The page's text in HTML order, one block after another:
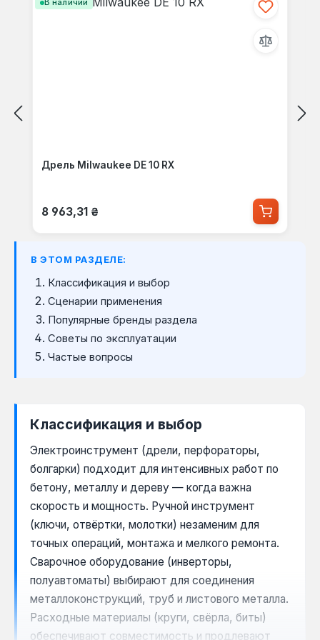
В наличии
Дрель Milwaukee DE 10 RX
Обычная цена:
8 963,31 ₴
В ЭТОМ РАЗДЕЛЕ:
Классификация и выбор
Сценарии применения
Популярные бренды раздела
Советы по эксплуатации
Частые вопросы
Классификация и выбор
Электроинструмент (дрели, перфораторы,
болгарки) подходит для интенсивных работ по
бетону, металлу и дереву — когда важна
скорость и мощность. Ручной инструмент
(ключи, отвёртки, молотки) незаменим для
точных операций, монтажа и мелкого ремонта.
Сварочное оборудование (инверторы,
полуавтоматы) выбирают для соединения
металлоконструкций, труб и листового металла.
Расходные материалы (круги, свёрла, биты)
обеспечивают совместимость и продлевают